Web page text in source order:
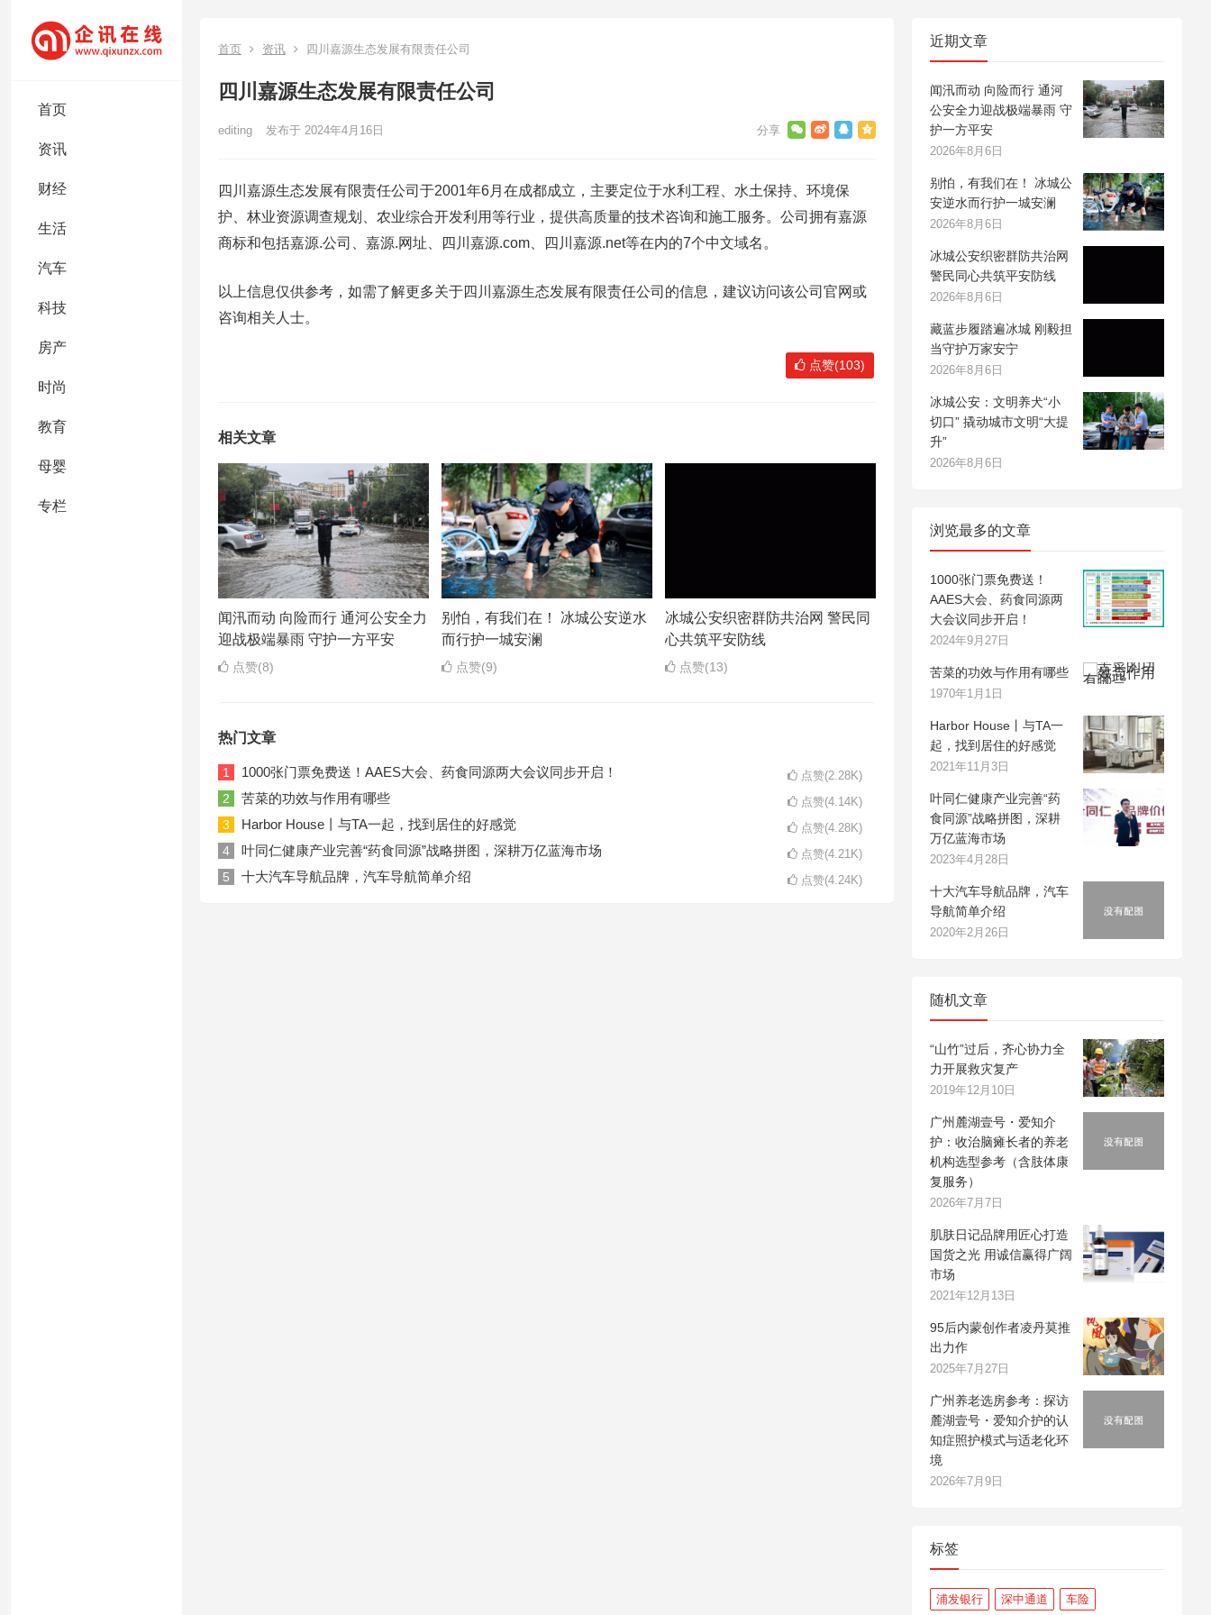
首页
资讯
财经
生活
汽车
科技
房产
时尚
教育
母婴
专栏
首页 资讯 四川嘉源生态发展有限责任公司
四川嘉源生态发展有限责任公司
editing 发布于 2024年4月16日
四川嘉源生态发展有限责任公司于2001年6月在成都成立，主要定位于水利工程、水土保持、环境保
护、林业资源调查规划、农业综合开发利用等行业，提供高质量的技术咨询和施工服务。公司拥有嘉源
商标和包括嘉源.公司、嘉源.网址、四川嘉源.com、四川嘉源.net等在内的7个中文域名。
以上信息仅供参考，如需了解更多关于四川嘉源生态发展有限责任公司的信息，建议访问该公司官网或
咨询相关人士。
点赞(103)
相关文章
闻汛而动 向险而行 通河公安全力
迎战极端暴雨 守护一方平安
点赞(8)
别怕，有我们在！ 冰城公安逆水
而行护一城安澜
点赞(9)
冰城公安织密群防共治网 警民同
心共筑平安防线
点赞(13)
热门文章
1 1000张门票免费送！AAES大会、药食同源两大会议同步开启！ 点赞(2.28K)
2 苦菜的功效与作用有哪些 点赞(4.14K)
3 Harbor House丨与TA一起，找到居住的好感觉 点赞(4.28K)
4 叶同仁健康产业完善“药食同源”战略拼图，深耕万亿蓝海市场 点赞(4.21K)
5 十大汽车导航品牌，汽车导航简单介绍 点赞(4.24K)
近期文章
闻汛而动 向险而行 通河
公安全力迎战极端暴雨 守
护一方平安
2026年8月6日
别怕，有我们在！ 冰城公
安逆水而行护一城安澜
2026年8月6日
冰城公安织密群防共治网
警民同心共筑平安防线
2026年8月6日
藏蓝步履踏遍冰城 刚毅担
当守护万家安宁
2026年8月6日
冰城公安：文明养犬“小
切口” 撬动城市文明“大提
升”
2026年8月6日
浏览最多的文章
1000张门票免费送！
AAES大会、药食同源两
大会议同步开启！
2024年9月27日
苦菜的功效与作用有哪些
1970年1月1日
Harbor House丨与TA一
起，找到居住的好感觉
2021年11月3日
叶同仁健康产业完善“药
食同源”战略拼图，深耕
万亿蓝海市场
2023年4月28日
十大汽车导航品牌，汽车
导航简单介绍
2020年2月26日
随机文章
“山竹”过后，齐心协力全
力开展救灾复产
2019年12月10日
广州麓湖壹号・爱知介
护：收治脑瘫长者的养老
机构选型参考（含肢体康
复服务）
2026年7月7日
肌肤日记品牌用匠心打造
国货之光 用诚信赢得广阔
市场
2021年12月13日
95后内蒙创作者凌丹莫推
出力作
2025年7月27日
广州养老选房参考：探访
麓湖壹号・爱知介护的认
知症照护模式与适老化环
境
2026年7月9日
标签
浦发银行 深中通道 车险